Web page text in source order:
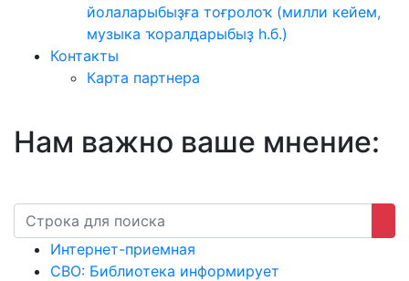
йолаларыбыҙға тоғролоҡ (милли кейем,
музыка ҡоралдарыбыҙ һ.б.)
Контакты
Карта партнера
Нам важно ваше мнение:
Интернет-приемная
СВО: Библиотека информирует